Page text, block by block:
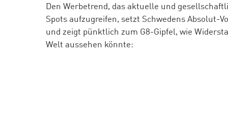
Den Werbetrend, das aktuelle und
Spots aufzugreifen, setzt Schwedens Absolut-
und zeigt pünktlich zum G8-Gipfel, wie
Welt aussehen könnte: